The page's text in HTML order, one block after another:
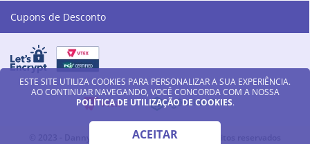
ESTE SITE UTILIZA COOKIES PARA PERSONALIZAR A SUA EXPERIÊNCIA.
AO CONTINUAR NAVEGANDO, VOCÊ CONCORDA COM A NOSSA
POLÍTICA DE UTILIZAÇÃO DE COOKIES.
ACEITAR
Cupons de Desconto
© 2023 - Danny Cosméticos LTDA - Todos os direitos reservados